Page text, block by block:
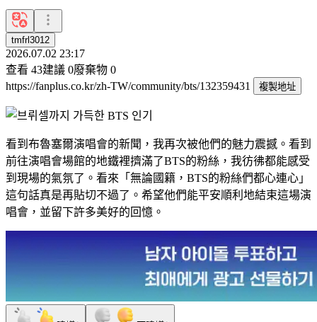
tmfrl3012
2026.07.02 23:17
查看 43建議 0廢棄物 0
https://fanplus.co.kr/zh-TW/community/bts/132359431
複製地址
看到布魯塞爾演唱會的新聞，我再次被他們的魅力震撼。看到
前往演唱會場館的地鐵裡擠滿了BTS的粉絲，我彷彿都能感受
到現場的氣氛了。看來「無論國籍，BTS的粉絲們都心連心」
這句話真是再貼切不過了。希望他們能平安順利地​​結束這場演
唱會，並留下許多美好的回憶。